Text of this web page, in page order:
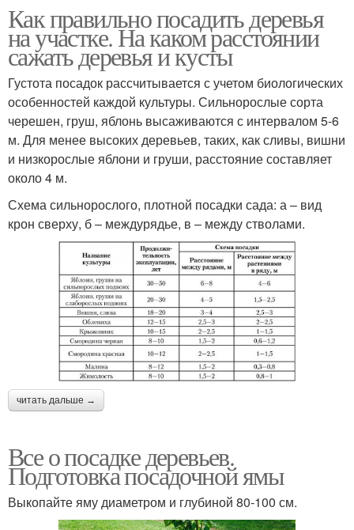
Как правильно посадить деревья
на участке. На каком расстоянии
сажать деревья и кусты
Густота посадок рассчитывается с учетом биологических
особенностей каждой культуры. Сильнорослые сорта
черешен, груш, яблонь высаживаются с интервалом 5-6
м. Для менее высоких деревьев, таких, как сливы, вишни
и низкорослые яблони и груши, расстояние составляет
около 4 м.
Схема сильнорослого, плотной посадки сада: а – вид
крон сверху, б – междурядье, в – между стволами.
читать дальше →
Все о посадке деревьев.
Подготовка посадочной ямы
Выкопайте яму диаметром и глубиной 80-100 см.